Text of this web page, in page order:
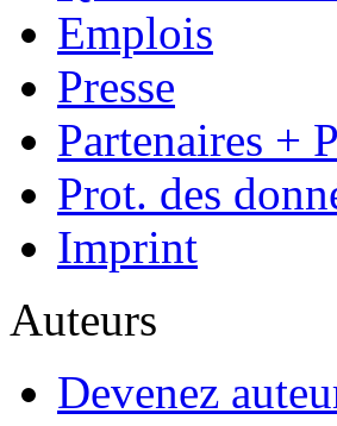
Imprint
Auteurs
Devenez
Vos options
Canaux de
Services
Profil d'auteur